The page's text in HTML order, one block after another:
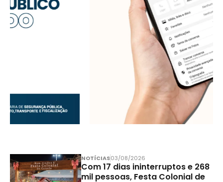
NOTÍCIAS03/08/2026
Com 17 dias ininterruptos e 268
mil pessoas, Festa Colonial de